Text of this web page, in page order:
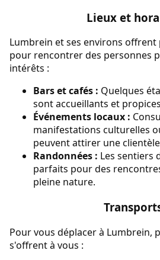
Lieux et
Lumbrein et ses environs
pour rencontrer des personnes
intérêts :
Bars et cafés : Quelques
sont accueillants et
Événements locaux :
manifestations culturelles
peuvent attirer une
Randonnées : Les sentiers
parfaits pour des
pleine nature.
Pour vous déplacer à Lumbrein,
s'offrent à vous :